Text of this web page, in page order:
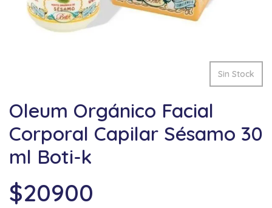
Sin Stock
Oleum Orgánico Facial
Corporal Capilar Sésamo 30
ml Boti-k
$20900